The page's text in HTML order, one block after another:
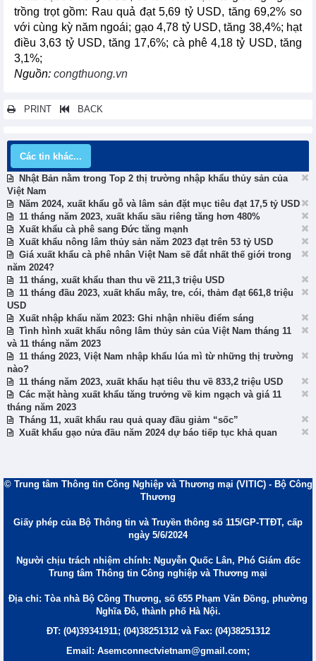
trồng trọt gồm: Rau quả đạt 5,69 tỷ USD, tăng 69,2% so
với cùng kỳ năm ngoái; gạo 4,78 tỷ USD, tăng 38,4%; hạt
điều 3,63 tỷ USD, tăng 17,6%; cà phê 4,18 tỷ USD, tăng
3,1%;
Nguồn: congthuong.vn
PRINT BACK
Các tin khác...
Nhật Bản nằm trong Top 2 thị trường nhập khẩu thủy sản của
Việt Nam
Năm 2024, xuất khẩu gỗ và lâm sản đặt mục tiêu đạt 17,5 tỷ USD
11 tháng năm 2023, xuất khẩu sầu riêng tăng hơn 480%
Xuất khẩu cà phê sang Đức tăng mạnh
Xuất khẩu nông lâm thủy sản năm 2023 đạt trên 53 tỷ USD
Giá xuất khẩu cà phê nhân Việt Nam sẽ đắt nhất thế giới trong
năm 2024?
11 tháng, xuất khẩu than thu về 211,3 triệu USD
11 tháng đầu 2023, xuất khẩu mây, tre, cói, thảm đạt 661,8 triệu
USD
Xuất nhập khẩu năm 2023: Ghi nhận nhiều điểm sáng
Tình hình xuất khẩu nông lâm thủy sản của Việt Nam tháng 11
và 11 tháng năm 2023
11 tháng 2023, Việt Nam nhập khẩu lúa mì từ những thị trường
nào?
11 tháng năm 2023, xuất khẩu hạt tiêu thu về 833,2 triệu USD
Các mặt hàng xuất khẩu tăng trưởng về kim ngạch và giá 11
tháng năm 2023
Tháng 11, xuất khẩu rau quả quay đầu giảm “sốc”
Xuất khẩu gạo nửa đầu năm 2024 dự báo tiếp tục khả quan
© Trung tâm Thông tin Công Nghiệp và Thương mại (VITIC) - Bộ Công
Thương
Giấy phép của Bộ Thông tin và Truyền thông số 115/GP-TTĐT, cấp
ngày 5/6/2024
Người chịu trách nhiệm chính: Nguyễn Quốc Lân, Phó Giám đốc
Trung tâm Thông tin Công nghiệp và Thương mại
Địa chỉ: Tòa nhà Bộ Công Thương, số 655 Phạm Văn Đồng, phường
Nghĩa Đô, thành phố Hà Nội.
ĐT: (04)39341911; (04)38251312 và Fax: (04)38251312
Email: Asemconnectvietnam@gmail.com;